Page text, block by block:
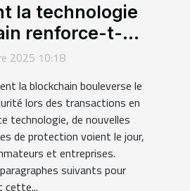
la technologie
renforce-t-
des
2025 10:18
la blockchain bouleverse le
lors des transactions en
technologie, de nouvelles
de protection voient le jour,
et entreprises.
suivants pour
cette...